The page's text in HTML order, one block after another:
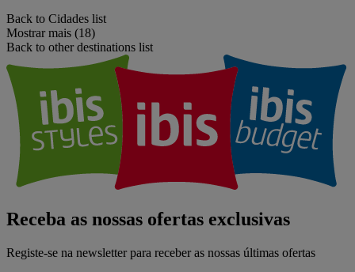
Back to Cidades list
Mostrar mais (18)
Back to other destinations list
Receba as nossas ofertas exclusivas
Registe-se na newsletter para receber as nossas últimas ofertas